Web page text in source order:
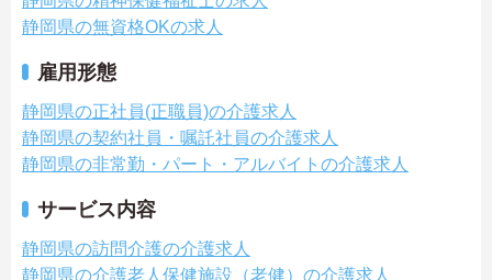
静岡県の無資格OKの求人
雇用形態
静岡県の正社員(正職員)の介護求人
静岡県の契約社員・嘱託社員の介護求人
静岡県の非常勤・パート・アルバイトの介護求人
サービス内容
静岡県の訪問介護の介護求人
静岡県の介護老人保健施設（老健）の介護求人